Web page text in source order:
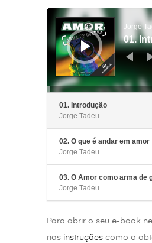
Reprodutor
áudio
Jorge
01.
01. Introdução
Jorge Tadeu
02. O que é andar em amor
Jorge Tadeu
03. O Amor como arma de
Jorge Tadeu
Para abrir o seu e-book
nas instruçõescomo o